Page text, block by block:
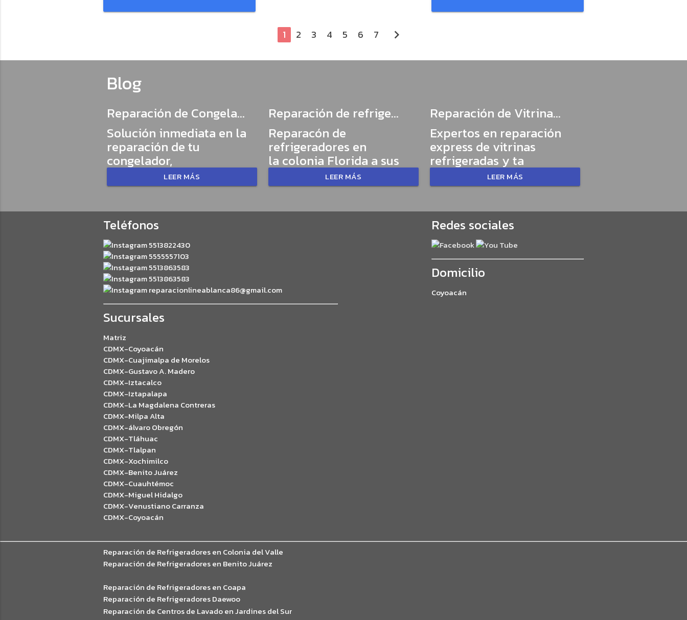
1 2 3 4 5 6 7 chevron_right
Blog
Reparación de Congela...
Solución inmediata en la
reparación de tu
congelador,
LEER MÁS
Reparación de refrige...
Reparacón de
refrigeradores en
la colonia Florida a sus
LEER MÁS
Reparación de Vitrina...
Expertos en reparación
express de vitrinas
refrigeradas y ta
LEER MÁS
Teléfonos
5513822430
5555557103
5513863583
5513863583
reparacionlineablanca86@gmail.com
Sucursales
Matriz
CDMX-Coyoacán
CDMX-Cuajimalpa de Morelos
CDMX-Gustavo A. Madero
CDMX-Iztacalco
CDMX-Iztapalapa
CDMX-La Magdalena Contreras
CDMX-Milpa Alta
CDMX-álvaro Obregón
CDMX-Tláhuac
CDMX-Tlalpan
CDMX-Xochimilco
CDMX-Benito Juárez
CDMX-Cuauhtémoc
CDMX-Miguel Hidalgo
CDMX-Venustiano Carranza
CDMX-Coyoacán
Redes sociales
Domicilio
Coyoacán
Reparación de Refrigeradores en Colonia del Valle
Reparación de Refrigeradores en Benito Juárez
Reparación de Refrigeradores en Coapa
Reparación de Refrigeradores Daewoo
Reparación de Centros de Lavado en Jardines del Sur